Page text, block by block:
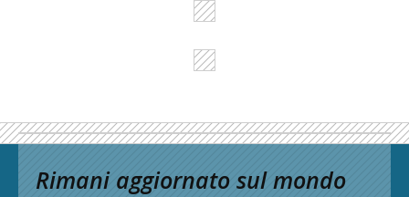
Rimani aggiornato sul mondo